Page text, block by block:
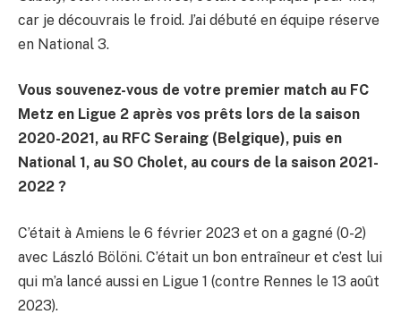
car je découvrais le froid. J’ai débuté en équipe réserve
en National 3.
Vous souvenez-vous de votre premier match au FC
Metz en Ligue 2 après vos prêts lors de la saison
2020-2021, au RFC Seraing (Belgique), puis en
National 1, au SO Cholet, au cours de la saison 2021-
2022 ?
C’était à Amiens le 6 février 2023 et on a gagné (0-2)
avec László Bölöni. C’était un bon entraîneur et c’est lui
qui m’a lancé aussi en Ligue 1 (contre Rennes le 13 août
2023).